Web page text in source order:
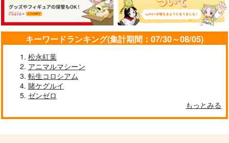
今日もワンカット、セ
ンレズ！VOL.3
Seseren工房
円（税込）
サンプル
作品詳細
ドンキホーテの休日
550
作品詳細
FULL COLOR GIRLS
作品詳細
キーワードランキング(集計期間：07/30～08/05)
松永紅葉
アニマルマシーン
転生コロシアム
賭ケグルイ
ゼンゼロ
もっとみる